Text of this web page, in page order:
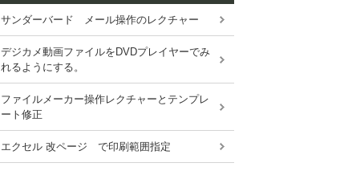
サンダーバード メール操作のレクチャー
デジカメ動画ファイルをDVDプレイヤーでみ
れるようにする。
ファイルメーカー操作レクチャーとテンプレ
ート修正
エクセル 改ページ で印刷範囲指定